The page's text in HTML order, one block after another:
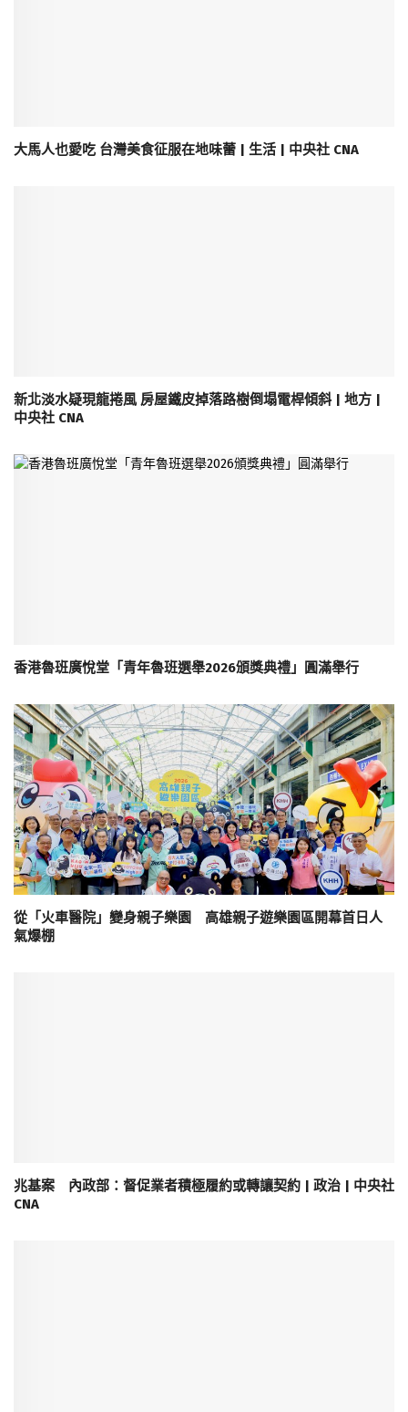
大馬人也愛吃 台灣美食征服在地味蕾 | 生活 | 中央社 CNA
新北淡水疑現龍捲風 房屋鐵皮掉落路樹倒塌電桿傾斜 | 地方 |
中央社 CNA
香港魯班廣悅堂「青年魯班選舉2026頒獎典禮」圓滿舉行
從「火車醫院」變身親子樂園 高雄親子遊樂園區開幕首日人
氣爆棚
兆基案 內政部：督促業者積極履約或轉讓契約 | 政治 | 中央社
CNA